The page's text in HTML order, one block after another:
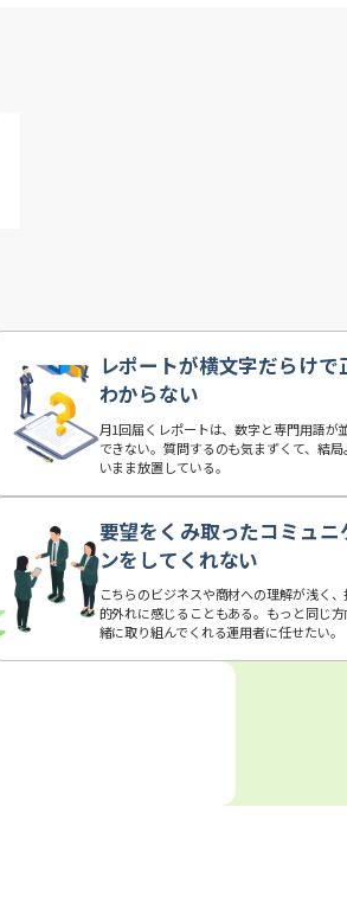
レポートが横文字だらけで
わからない
月1回届くレポートは、数字と専門用語が
できない。質問するのも気まずくて、結
いまま放置している。
要望をくみ取ったコミュニ
ンをしてくれない
こちらのビジネスや商材への理解が浅く
的外れに感じることもある。もっと同じ
緒に取り組んでくれる運用者に任せたい。